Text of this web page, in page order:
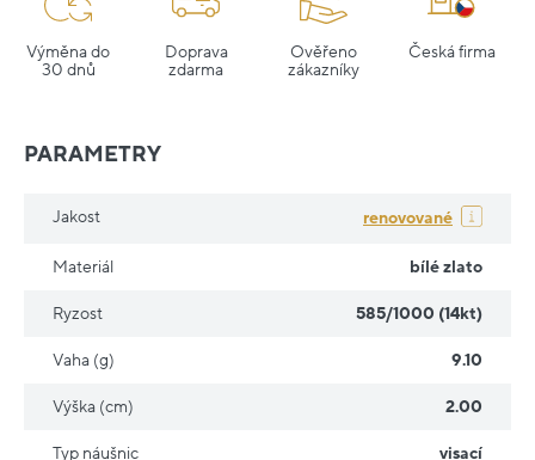
Výměna do
30 dnů
Doprava
zdarma
Ověřeno
zákazníky
Česká firma
PARAMETRY
Jakost renovované
Materiál bílé zlato
Ryzost 585/1000 (14kt)
Vaha (g) 9.10
Výška (cm) 2.00
Typ náušnic visací